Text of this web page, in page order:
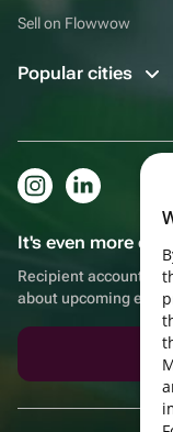
Sell on Flowwow
Popular cities
It's even more
Recipient account,
about upcoming